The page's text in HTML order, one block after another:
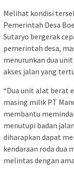
Melihat kondisi
Pemerintah Desa
Sutaryo bergerak
pemerintah desa,
menurunkan dua
akses jalan yang
“Dua unit alat berat
masing milik PT
membantu
menutupi badan
diharapkan dapat
kendaraan roda dua
melintas dengan